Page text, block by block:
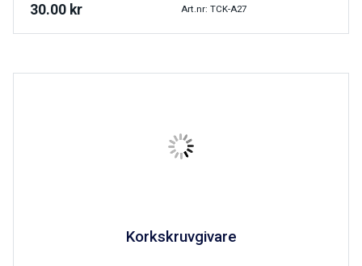
30.00 kr Art.nr: TCK-A27
Korkskruvgivare